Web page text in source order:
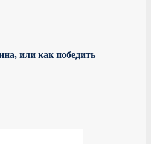
или как победить